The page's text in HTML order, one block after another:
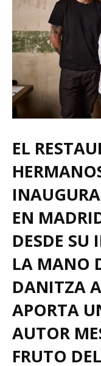
EL
EN
DESDE SU
LA MANO
DANITZA
APORTA
AUTOR
FRUTO